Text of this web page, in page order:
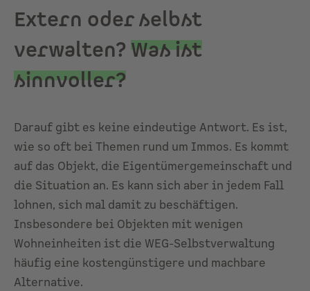
Extern oder selbst
verwalten? Was ist
sinnvoller?
Darauf gibt es keine eindeutige Antwort. Es ist,
wie so oft bei Themen rund um Immos. Es kommt
auf das Objekt, die Eigentümergemeinschaft und
die Situation an. Es kann sich aber in jedem Fall
lohnen, sich mal damit zu beschäftigen.
Insbesondere bei Objekten mit wenigen
Wohneinheiten ist die WEG-Selbstverwaltung
häufig eine kostengünstigere und machbare
Alternative.